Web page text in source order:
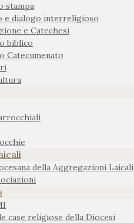
stampa
e dialogo interreligioso
e Catechesi
biblico
Catecumenato
della Aggregazioni Laicali
case religiose della Diocesi